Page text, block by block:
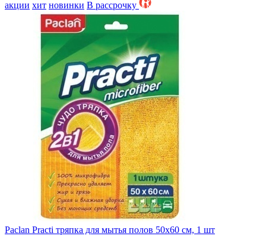
акции хит новинки B рассрочку
Paclan Practi тряпка для мытья полов 50х60 см, 1 шт